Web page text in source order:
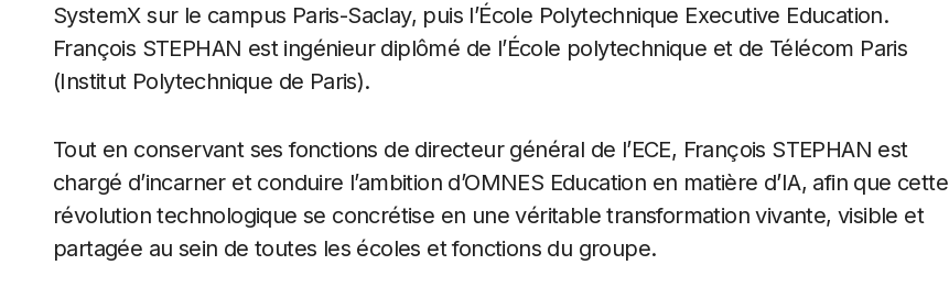
SystemX sur le campus Paris-Saclay, puis l’École Polytechnique Executive Education.
François STEPHAN est ingénieur diplômé de l’École polytechnique et de Télécom Paris
(Institut Polytechnique de Paris).
Tout en conservant ses fonctions de directeur général de l’ECE, François STEPHAN est
chargé d’incarner et conduire l’ambition d’OMNES Education en matière d’IA, afin que cette
révolution technologique se concrétise en une véritable transformation vivante, visible et
partagée au sein de toutes les écoles et fonctions du groupe.